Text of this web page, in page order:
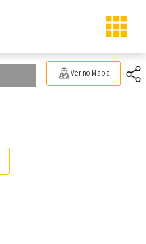
Ver no Mapa